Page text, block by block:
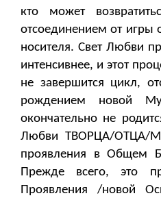
кто может
отсоединением от игры
носителя. Свет Любви
интенсивнее, и этот
не завершится цикл,
рождением новой
окончательно не
Любви ТВОРЦА/ОТЦА/
проявления в Общем
Прежде всего, это
Проявления /новой